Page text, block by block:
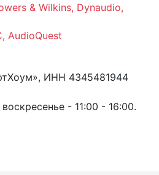
& Wilkins, Dynaudio,
AudioQuest
ИНН 4345481944
- 11:00 - 16:00.